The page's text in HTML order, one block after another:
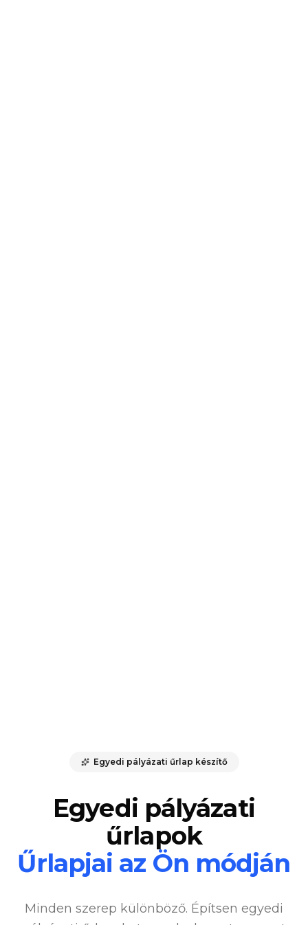
Egyedi pályázati űrlap készítő
Egyedi pályázati
űrlapok
Űrlapjai az Ön módján
Minden szerep különböző. Építsen egyedi